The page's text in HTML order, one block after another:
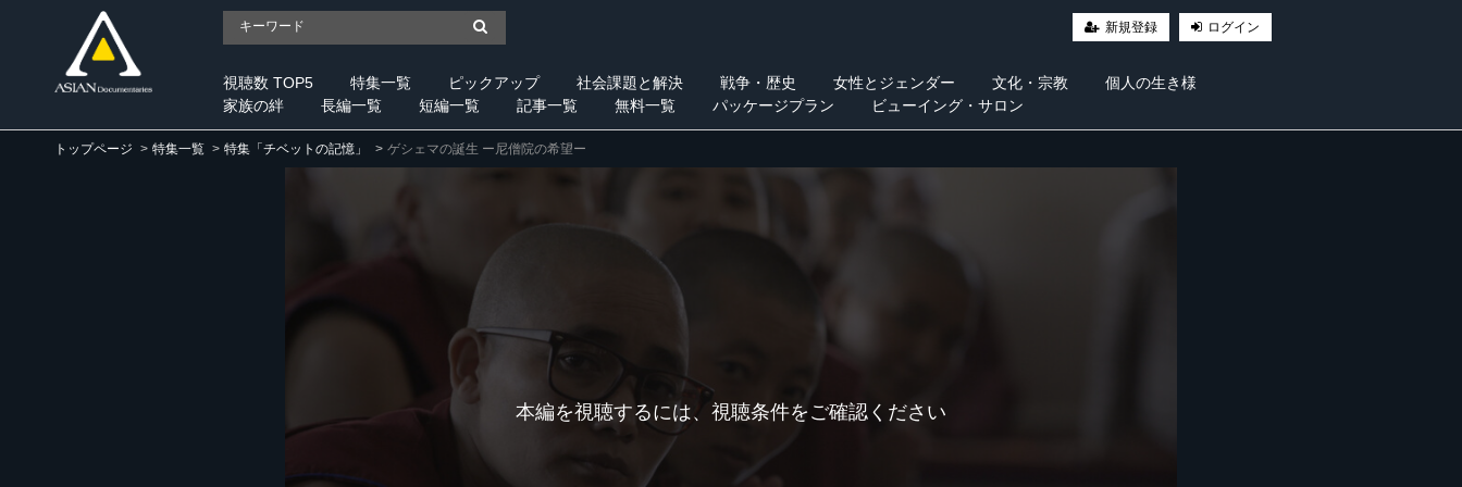
新規登録 ログイン
視聴数 TOP5 特集一覧 ピックアップ 社会課題と解決 戦争・歴史 女性とジェンダー 文化・宗教
個人の生き様
家族の絆
長編一覧 短編一覧 記事一覧 無料一覧 パッケージプラン ビューイング・サロン
トップページ 特集一覧 特集「チベットの記憶」 ゲシェマの誕生 ー尼僧院の希望ー
本編を視聴するには、視聴条件をご確認ください